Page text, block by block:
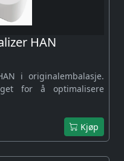
HAN
i originalembalasje.
for å optimalisere
Kjøp